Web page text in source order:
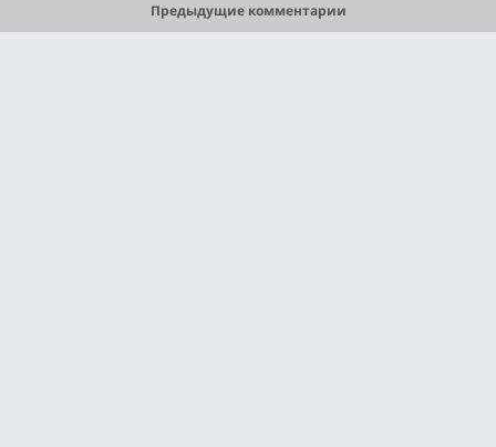
Предыдущие комментарии